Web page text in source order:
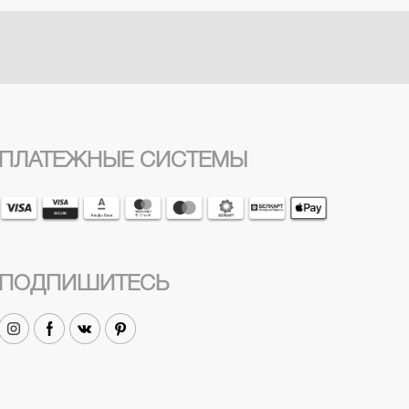
ПЛАТЕЖНЫЕ СИСТЕМЫ
ПОДПИШИТЕСЬ